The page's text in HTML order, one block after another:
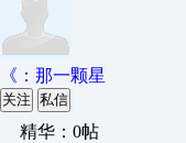
《：那一颗星
关注 私信
精华：0帖